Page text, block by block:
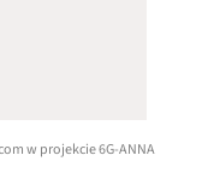
w projekcie 6G-ANNA